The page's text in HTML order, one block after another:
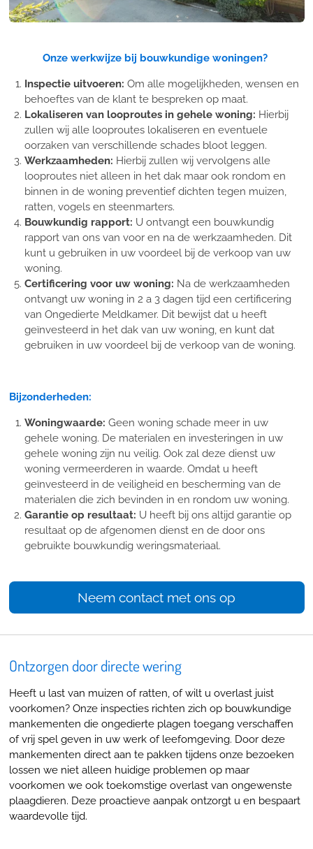
Onze werkwijze bij bouwkundige woningen?
Inspectie uitvoeren: Om alle mogelijkheden, wensen en
behoeftes van de klant te bespreken op maat.
Lokaliseren van looproutes in gehele woning: Hierbij
zullen wij alle looproutes lokaliseren en eventuele
oorzaken van verschillende schades bloot leggen.
Werkzaamheden: Hierbij zullen wij vervolgens alle
looproutes niet alleen in het dak maar ook rondom en
binnen in de woning preventief dichten tegen muizen,
ratten, vogels en steenmarters.
Bouwkundig rapport: U ontvangt een bouwkundig
rapport van ons van voor en na de werkzaamheden. Dit
kunt u gebruiken in uw voordeel bij de verkoop van uw
woning.
Certificering voor uw woning: Na de werkzaamheden
ontvangt uw woning in 2 a 3 dagen tijd een certificering
van Ongedierte Meldkamer. Dit bewijst dat u heeft
geïnvesteerd in het dak van uw woning, en kunt dat
gebruiken in uw voordeel bij de verkoop van de woning.
Bijzonderheden:
Woningwaarde: Geen woning schade meer in uw
gehele woning. De materialen en investeringen in uw
gehele woning zijn nu veilig. Ook zal deze dienst uw
woning vermeerderen in waarde. Omdat u heeft
geïnvesteerd in de veiligheid en bescherming van de
materialen die zich bevinden in en rondom uw woning.
Garantie op resultaat: U heeft bij ons altijd garantie op
resultaat op de afgenomen dienst en de door ons
gebruikte bouwkundig weringsmateriaal.
Neem contact met ons op
Ontzorgen door directe wering
Heeft u last van muizen of ratten, of wilt u overlast juist
voorkomen? Onze inspecties richten zich op bouwkundige
mankementen die ongedierte plagen toegang verschaffen
of vrij spel geven in uw werk of leefomgeving. Door deze
mankementen direct aan te pakken tijdens onze bezoeken
lossen we niet alleen huidige problemen op maar
voorkomen we ook toekomstige overlast van ongewenste
plaagdieren. Deze proactieve aanpak ontzorgt u en bespaart
waardevolle tijd.